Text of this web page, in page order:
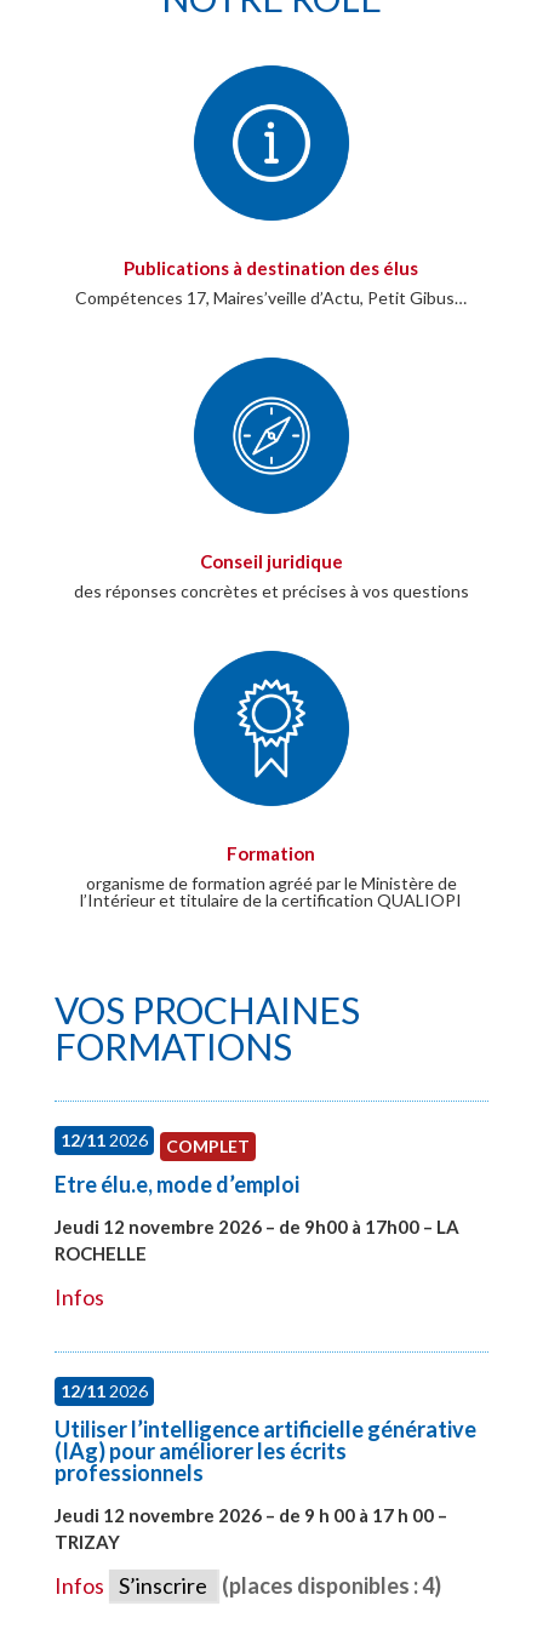
Publications à destination des élus
Compétences 17, Maires’veille d’Actu, Petit Gibus…
Conseil juridique
des réponses concrètes et précises à vos questions
Formation
organisme de formation agréé par le Ministère de
l’Intérieur et titulaire de la certification QUALIOPI
VOS PROCHAINES
FORMATIONS
12/112026 COMPLET
Etre élu.e, mode d’emploi
Jeudi 12 novembre 2026 – de 9h00 à 17h00 – LA
ROCHELLE
Infos
12/112026
Utiliser l’intelligence artificielle générative
(IAg) pour améliorer les écrits
professionnels
Jeudi 12 novembre 2026 – de 9 h 00 à 17 h 00 –
TRIZAY
Infos S’inscrire (places disponibles : 4)